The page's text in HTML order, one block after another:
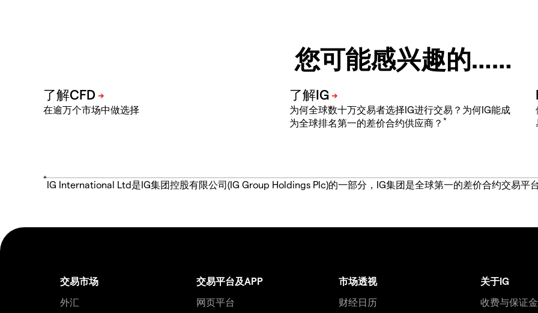
您可能感兴趣的……
在逾万个市场中做选择
为何全球数十万交易者选择IG进行交易？为何IG能成
为全球排名第一的差价合约供应商？ *
*
IG International Ltd是IG集团控股有限公司(IG Group Holdings Plc)的一部分，IG集团是全球第一的差价合约交易平
交易市场
外汇
交易平台及APP
网页平台
市场透视
财经日历
关于IG
收费与保证金